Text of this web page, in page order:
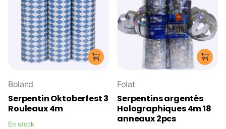
Boland
Serpentin Oktoberfest 3
Rouleaux 4m
En stock
Folat
Serpentins argentés
Holographiques 4m 18
anneaux 2pcs